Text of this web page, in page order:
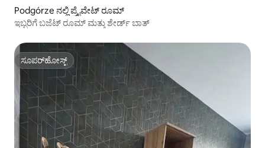
Podgórze ನಲ್ಲಿ ಪ್ರೈವೇಟ್ ರೂಮ್
ಇಬ್ಬರಿಗೆ ಬಜೆಟ್ ರೂಮ್ ಮತ್ತು ಶೇರ್ಡ್ ಬಾತ್
ಸೂಪರ್‌ಹೋಸ್ಟ್
ಸೂಪರ್‌ಹೋಸ್ಟ್